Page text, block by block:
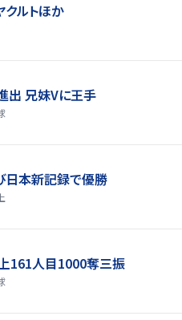
クルトほか
出 兄妹Vに王手
日本新記録で優勝
161人目1000奪三振